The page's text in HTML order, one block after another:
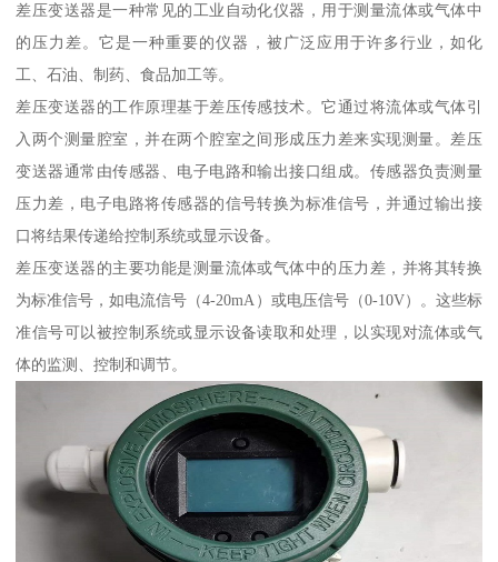
差压变送器是一种常见的工业自动化仪器，用于测量流体或气体中
的压力差。它是一种重要的仪器，被广泛应用于许多行业，如化
工、石油、制药、食品加工等。
差压变送器的工作原理基于差压传感技术。它通过将流体或气体引
入两个测量腔室，并在两个腔室之间形成压力差来实现测量。差压
变送器通常由传感器、电子电路和输出接口组成。传感器负责测量
压力差，电子电路将传感器的信号转换为标准信号，并通过输出接
口将结果传递给控制系统或显示设备。
差压变送器的主要功能是测量流体或气体中的压力差，并将其转换
为标准信号，如电流信号（4-20mA）或电压信号（0-10V）。这些标
准信号可以被控制系统或显示设备读取和处理，以实现对流体或气
体的监测、控制和调节。